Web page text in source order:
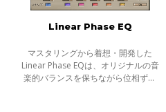
Linear Phase EQ
マスタリングから着想・開発した
Linear Phase EQは、オリジナルの音
楽的バランスを保ちながら位相ずれ